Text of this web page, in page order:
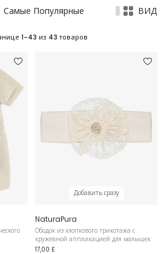
Самые Популярные ВИД
1-43 из 43 товаров
Добавить сразу
NaturaPura
Ободок из хлопкового трикотажа с
кружевной аппликацией для малышек
17,00 £